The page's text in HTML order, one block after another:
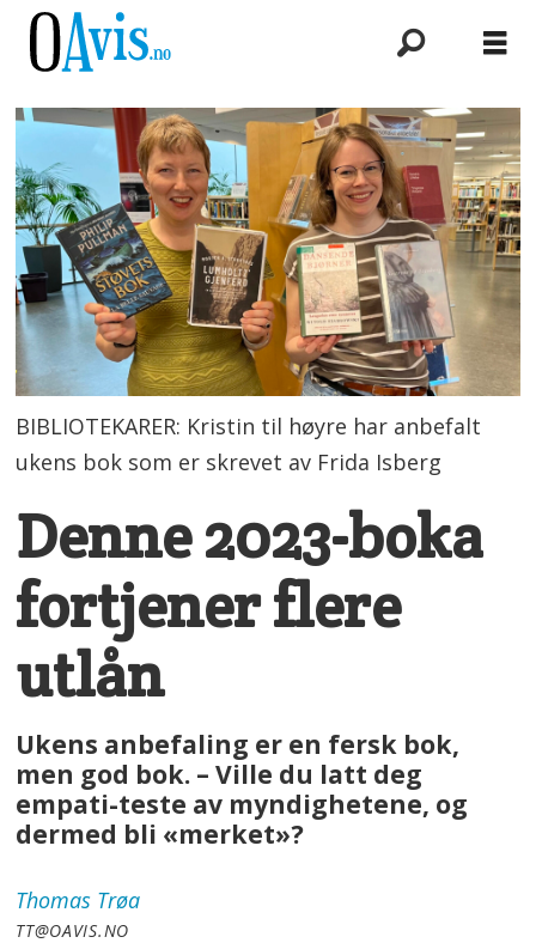
BIBLIOTEKARER: Kristin til høyre har anbefalt
ukens bok som er skrevet av Frida Isberg
Denne 2023-boka
fortjener flere
utlån
Ukens anbefaling er en fersk bok,
men god bok. – Ville du latt deg
empati-teste av myndighetene, og
dermed bli «merket»?
Thomas Trøa
TT@OAVIS.NO